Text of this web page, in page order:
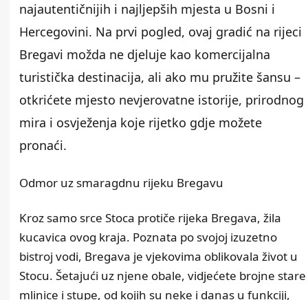
najautentičnijih i najljepših mjesta u Bosni i
Hercegovini. Na prvi pogled, ovaj gradić na rijeci
Bregavi možda ne djeluje kao komercijalna
turistička destinacija, ali ako mu pružite šansu –
otkrićete mjesto nevjerovatne istorije, prirodnog
mira i osvježenja koje rijetko gdje možete
pronaći.
Odmor uz smaragdnu rijeku Bregavu
Kroz samo srce Stoca protiče rijeka Bregava, žila
kucavica ovog kraja. Poznata po svojoj izuzetno
bistroj vodi, Bregava je vjekovima oblikovala život u
Stocu. Šetajući uz njene obale, vidjećete brojne stare
mlinice i stupe, od kojih su neke i danas u funkciji,